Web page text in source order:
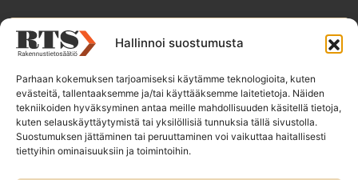
Hallinnoi suostumusta
Parhaan kokemuksen tarjoamiseksi käytämme teknologioita, kuten
evästeitä, tallentaaksemme ja/tai käyttääksemme laitetietoja. Näiden
tekniikoiden hyväksyminen antaa meille mahdollisuuden käsitellä tietoja,
kuten selauskäyttäytymistä tai yksilöllisiä tunnuksia tällä sivustolla.
Suostumuksen jättäminen tai peruuttaminen voi vaikuttaa haitallisesti
tiettyihin ominaisuuksiin ja toimintoihin.
Tee käyttölupahakemus
Tilaa uutiskirje